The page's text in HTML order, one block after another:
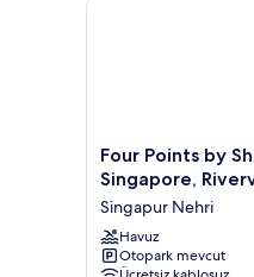
Four
Points
Sheraton
Singapore,
Riverview
Four Points by
Singapore,
Singapur Nehri
Havuz
Otopark mevcut